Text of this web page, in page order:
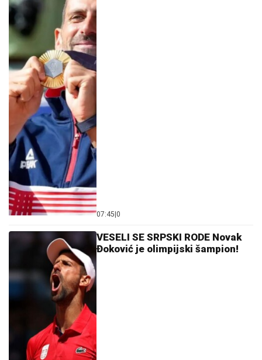
07:45 0
VESELI SE SRPSKI RODE Novak
Đoković je olimpijski šampion!